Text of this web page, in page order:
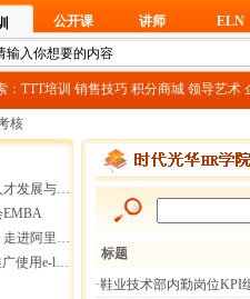
公开课 讲师 ELN
： TTT培训 销售技巧 积分商城 领导艺术
核
能力微诊断
EMBA
绿城管理集团
e-learning
标题
·鞋业技术部内勤岗位KPI